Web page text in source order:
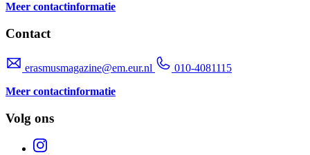
Meer contactinformatie
Contact
erasmusmagazine@em.eur.nl
010-4081115
Meer contactinformatie
Volg ons